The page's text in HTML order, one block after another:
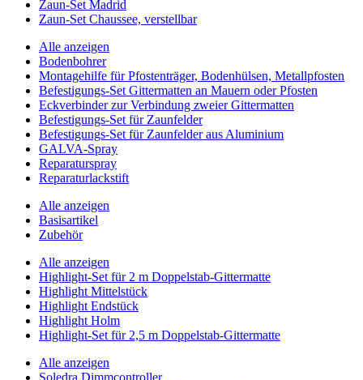
Zaun-Set Madrid
Zaun-Set Chaussee, verstellbar
Alle anzeigen
Bodenbohrer
Montagehilfe für Pfostenträger, Bodenhülsen, Metallpfosten
Befestigungs-Set Gittermatten an Mauern oder Pfosten
Eckverbinder zur Verbindung zweier Gittermatten
Befestigungs-Set für Zaunfelder
Befestigungs-Set für Zaunfelder aus Aluminium
GALVA-Spray
Reparaturspray
Reparaturlackstift
Alle anzeigen
Basisartikel
Zubehör
Alle anzeigen
Highlight-Set für 2 m Doppelstab-Gittermatte
Highlight Mittelstück
Highlight Endstück
Highlight Holm
Highlight-Set für 2,5 m Doppelstab-Gittermatte
Alle anzeigen
Soledra Dimmcontroller